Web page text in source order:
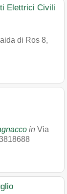
Elettrici Civili
di Ros 8,
in Via